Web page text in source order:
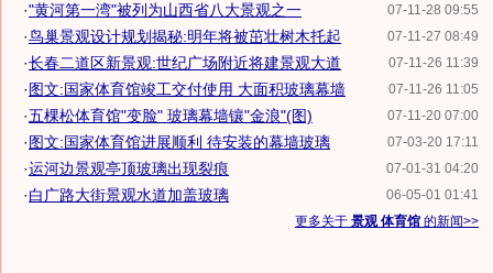
07-11-28 09:55
·"黄河第一湾"被列为山西省八大景观之一
07-11-27 08:49
·鸟巢景观设计规划揭秘:明年将被茁壮树木托起
07-11-26 11:39
·长春二道区新景观:世纪广场附近将建景观大道
07-11-26 11:05
·图文:国家体育馆竣工交付使用 大面积玻璃幕墙
07-11-20 07:00
·五棵松体育馆"变脸" 玻璃幕墙镶"金浪"(图)
07-03-20 17:11
·图文:国家体育馆进展顺利 待安装的幕墙玻璃
07-01-31 04:20
·运河边景观亭顶玻璃出现裂痕
06-05-01 01:41
·白广路大街景观水道加盖玻璃
更多关于 景观 体育馆 的新闻>>